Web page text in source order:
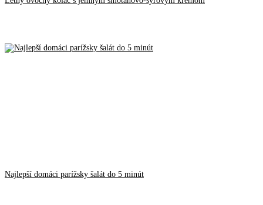
Najlepší domáci parížsky šalát do 5 minút